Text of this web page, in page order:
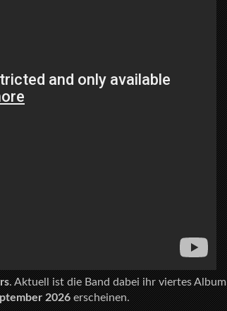
. Aktuell ist die Band dabei ihr viertes Album
2026erscheinen.